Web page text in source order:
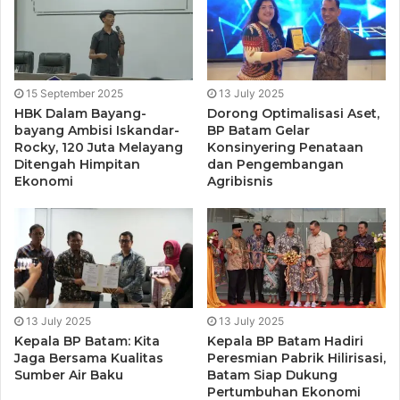
Raja Rafiza turut menjemput warga Sakit yang di rujuk ke
tg.balai untuk memberikan pelayanan kesehatan yang
sejak 2013 dilakukan nya.
Sebelum menjadi anggota DPRD kabupaten Karimun Raja
Rafiza telah melakukan pelayanan kesehatan gratis untuk
masyarakat Moro – Durai terhitung sejak tahun 2013.
Konsentrasi Raja Rafiza dalam mengurusi masyarakat Moro
– Durai yang membutuhkan pelayanan kesehatan
15 September 2025
HBK Dalam Bayang-
bayang Ambisi Iskandar-
Rocky, 120 Juta Melayang
Ditengah Himpitan
Ekonomi
13 July 2025
Dorong Optimalisasi Aset,
BP Batam Gelar
Konsinyering Penataan
dan Pengembangan
Agribisnis
13 July 2025
Kepala BP Batam: Kita
Jaga Bersama Kualitas
Sumber Air Baku
13 July 2025
Kepala BP Batam Hadiri
Peresmian Pabrik Hilirisasi,
Batam Siap Dukung
Pertumbuhan Ekonomi